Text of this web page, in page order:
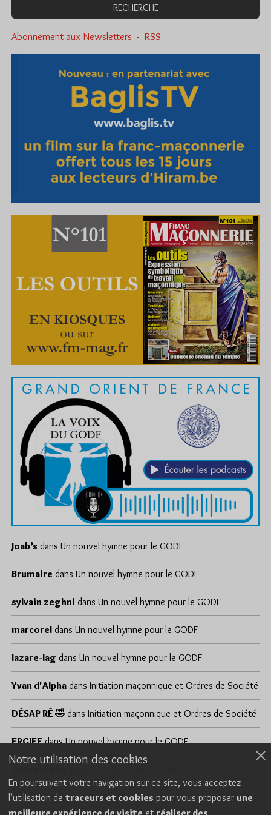
Abonnement aux Newsletters - RSS
Joab’s dans Un nouvel hymne pour le GODF
Brumaire dans Un nouvel hymne pour le GODF
sylvain zeghni dans Un nouvel hymne pour le GODF
marcorel dans Un nouvel hymne pour le GODF
lazare-lag dans Un nouvel hymne pour le GODF
Yvan d'Alpha dans Initiation maçonnique et Ordres de Société
DÉSAP RÊ 🤣 dans Initiation maçonnique et Ordres de Société
ERGIEFdansUn nouvel hymne pour le GODF
Notre utilisation des cookies
En poursuivant votre navigation sur ce site, vous acceptez
l’utilisation de traceurs et cookies pour vous proposer une